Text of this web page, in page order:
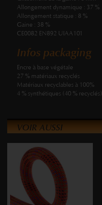
Allongement dynamique : 37 %
Allongement statique : 8 %
Gaine : 38 %
CE0082 EN892 UIAA101
Infos packaging
Encre à base végétale
27 % matériaux recyclés
Matériaux recyclables à 100%
4 % synthétiques (40 % recyclés)
VOIR AUSSI